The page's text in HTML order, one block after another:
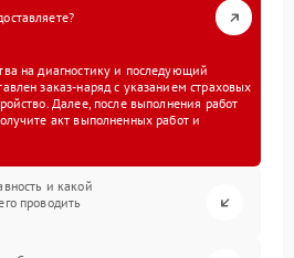
на диагностику и последующий
заказ-наряд с указанием страховых
Далее, после выполнения работ
акт выполненных работ и
и какой
проводить